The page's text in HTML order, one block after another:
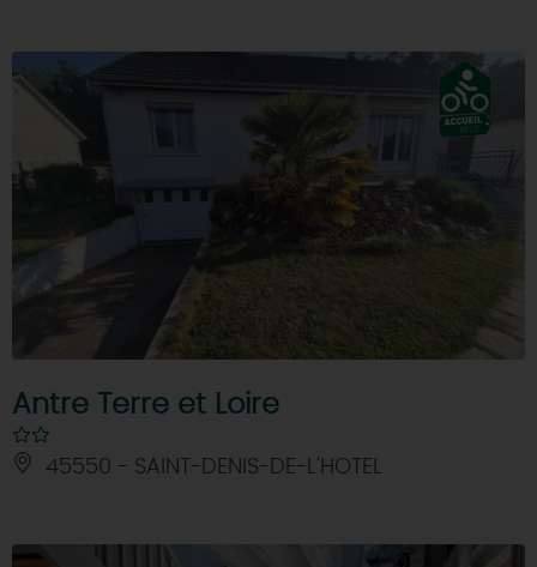
Antre Terre et Loire
45550 - SAINT-DENIS-DE-L'HOTEL